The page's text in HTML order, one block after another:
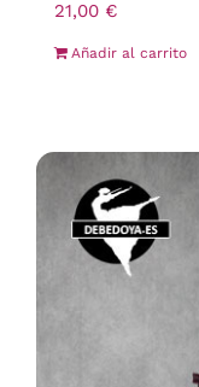
21,00 €
Añadir al carrito